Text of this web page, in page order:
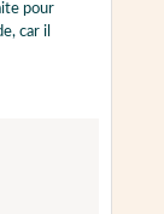
pour
car il